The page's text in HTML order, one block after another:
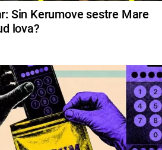
Sin Kerumove sestre Mare
lova?